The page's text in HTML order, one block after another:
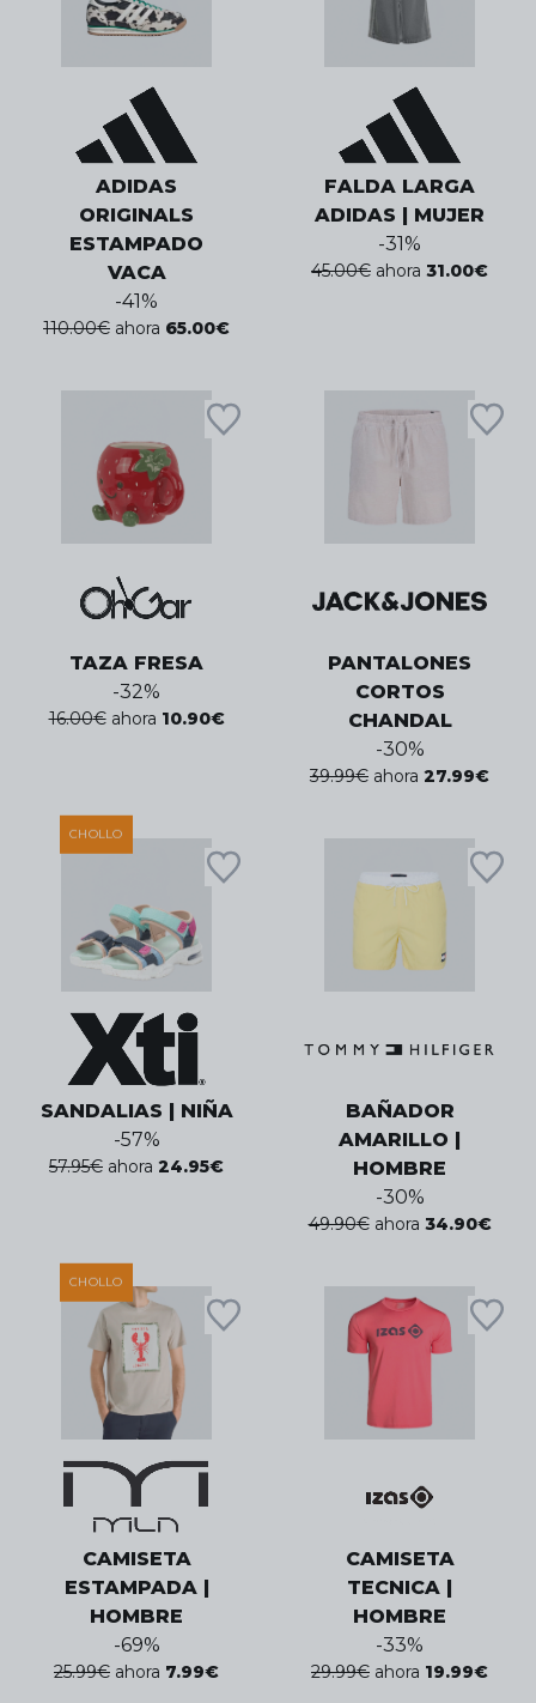
ADIDAS
ORIGINALS
ESTAMPADO
VACA
-41%
110.00€ ahora 65.00€
FALDA LARGA
ADIDAS | MUJER
-31%
45.00€ ahora 31.00€
TAZA FRESA
-32%
16.00€ ahora 10.90€
PANTALONES
CORTOS
CHANDAL
-30%
39.99€ ahora 27.99€
CHOLLO
SANDALIAS | NIÑA
-57%
57.95€ ahora 24.95€
BAÑADOR
AMARILLO |
HOMBRE
-30%
49.90€ ahora 34.90€
CHOLLO
CAMISETA
ESTAMPADA |
HOMBRE
-69%
25.99€ ahora 7.99€
CAMISETA
TECNICA |
HOMBRE
-33%
29.99€ ahora 19.99€